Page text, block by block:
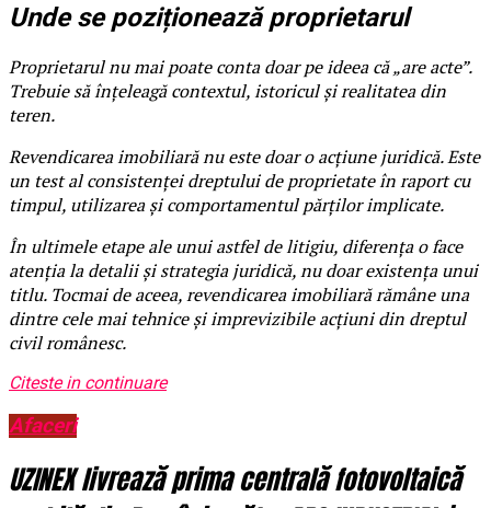
Unde se poziționează proprietarul
Proprietarul nu mai poate conta doar pe ideea că „are acte”.
Trebuie să înțeleagă contextul, istoricul și realitatea din
teren.
Revendicarea imobiliară nu este doar o acțiune juridică. Este
un test al consistenței dreptului de proprietate în raport cu
timpul, utilizarea și comportamentul părților implicate.
În ultimele etape ale unui astfel de litigiu, diferența o face
atenția la detalii și strategia juridică, nu doar existența unui
titlu. Tocmai de aceea, revendicarea imobiliară rămâne una
dintre cele mai tehnice și imprevizibile acțiuni din dreptul
civil românesc.
Citeste in continuare
Afaceri
UZINEX livrează prima centrală fotovoltaică